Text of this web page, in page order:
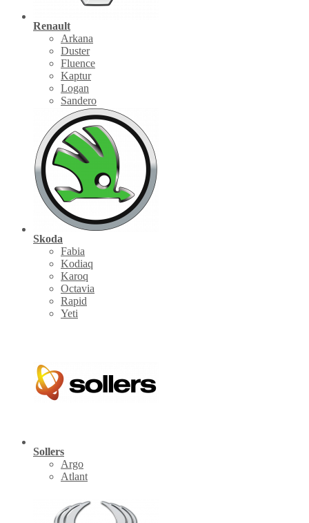
Renault
Arkana
Duster
Fluence
Kaptur
Logan
Sandero
Skoda
Fabia
Kodiaq
Karoq
Octavia
Rapid
Yeti
Sollers
Argo
Atlant